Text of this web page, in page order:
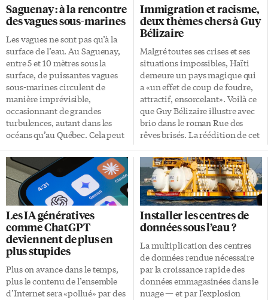
Saguenay : à la rencontre
des vagues sous-marines
Les vagues ne sont pas qu’à la
surface de l’eau. Au Saguenay,
entre 5 et 10 mètres sous la
surface, de puissantes vagues
sous-marines circulent de
manière imprévisible,
occasionnant de grandes
turbulences, autant dans les
océans qu’au Québec. Cela peut
navires cherchant à accoster,
d’où l’importance de mieux les
comprendre. C’est ce qui s’est
passé pour le cargo néerlandais
Jaeger Arrow au terminal de
Grande-Anse, dans le Fjord-du-
Saguenay, en septembre 2019.
Poussé au large lors de
l’accostage par un fort courant
qui l’éloignait du quai, le navire
s’est fait prendre en cisaille par
un fort courant […]
Immigration et racisme,
deux thèmes chers à Guy
Bélizaire
Malgré toutes ses crises et ses
situations impossibles, Haïti
demeure un pays magique qui
a «un effet de coup de foudre,
attractif, ensorcelant». Voilà ce
que Guy Bélizaire illustre avec
brio dans le roman Rue des
rêves brisés. La réédition de cet
L’action se déroule à Montréal
où Christophe est né de parents
haïtiens. Le père veut imposer à
son fils de 17 ans un voyage
d’un mois au pays de ses
ancêtres. Christophe n’y tient
pas car il craint de perdre sa
première petite amie, Mélodie.
Loin des yeux, loin du cœur.
Tensions père-fils […]
Les IA génératives
comme ChatGPT
deviennent de plus en
plus stupides
Plus on avance dans le temps,
plus le contenu de l’ensemble
d’Internet sera «pollué» par des
Installer les centres de
données sous l’eau ?
La multiplication des centres
de données rendue nécessaire
par la croissance rapide des
données emmagasinées dans le
nuage — et par l’explosion